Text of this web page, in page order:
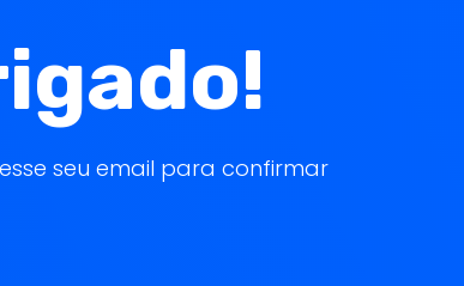
seu email para confirmar